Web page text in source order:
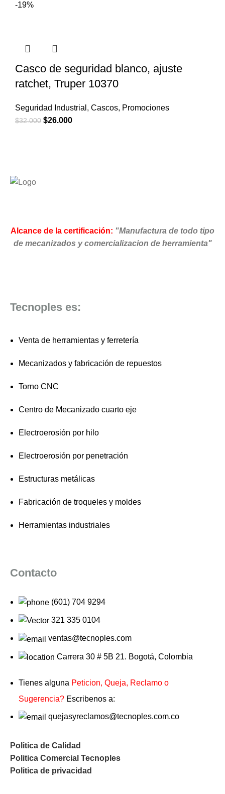
-19%
Casco de seguridad blanco, ajuste
ratchet, Truper 10370
Seguridad Industrial , Cascos, Promociones
$32.000 El
$26.000El
Alcance de la certificación: "Manufactura de todo tipo
de mecanizados y comercializacion de herramienta"
Tecnoples es:
Venta de herramientas y ferretería
Mecanizados y fabricación de repuestos
Torno CNC
Centro de Mecanizado cuarto eje
Electroerosión por hilo
Electroerosión por penetración
Estructuras metálicas
Fabricación de troqueles y moldes
Herramientas industriales
Contacto
(601) 704 9294
321 335 0104
ventas@tecnoples.com
Carrera 30 # 5B 21. Bogotá, Colombia
Tienes alguna Peticion, Queja, Reclamo o
Sugerencia? Escribenos a:
quejasyreclamos@tecnoples.com.co
Politica de Calidad
Politica Comercial Tecnoples
Politica de privacidad